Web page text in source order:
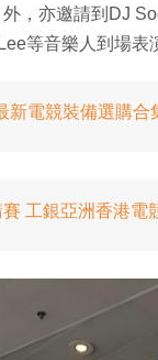
，亦邀請到DJ
等音樂人到場表
新電競裝備選購合
賽 工銀亞洲香港電